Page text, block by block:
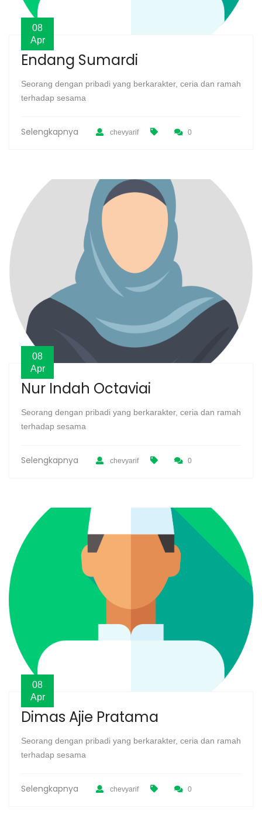
08
Apr
Endang Sumardi
Seorang dengan pribadi yang berkarakter, ceria dan ramah
terhadap sesama
Selengkapnya chevyarif 0
08
Apr
Nur Indah Octaviai
Seorang dengan pribadi yang berkarakter, ceria dan ramah
terhadap sesama
Selengkapnya chevyarif 0
08
Apr
Dimas Ajie Pratama
Seorang dengan pribadi yang berkarakter, ceria dan ramah
terhadap sesama
Selengkapnya chevyarif 0